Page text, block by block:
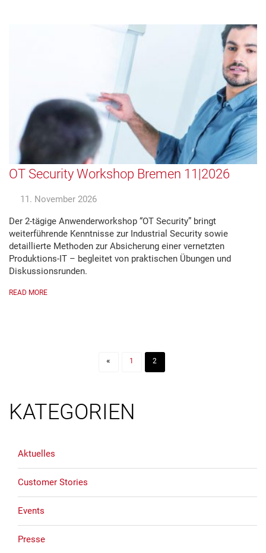
OT Security Workshop Bremen 11|2026
11. November 2026
Der 2-tägige Anwenderworkshop “OT Security” bringt
weiterführende Kenntnisse zur Industrial Security sowie
detaillierte Methoden zur Absicherung einer vernetzten
Produktions-IT – begleitet von praktischen Übungen und
Diskussionsrunden.
READ MORE
« 1 2
KATEGORIEN
Aktuelles
Customer Stories
Events
Presse